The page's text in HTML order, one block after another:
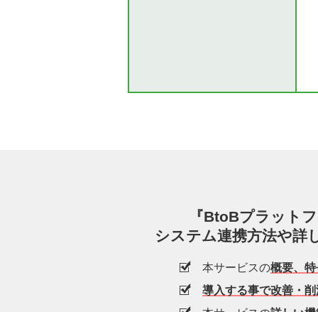
『BtoBプラット
システム連携方法や詳
本サービスの概要、
導入する事で改善・